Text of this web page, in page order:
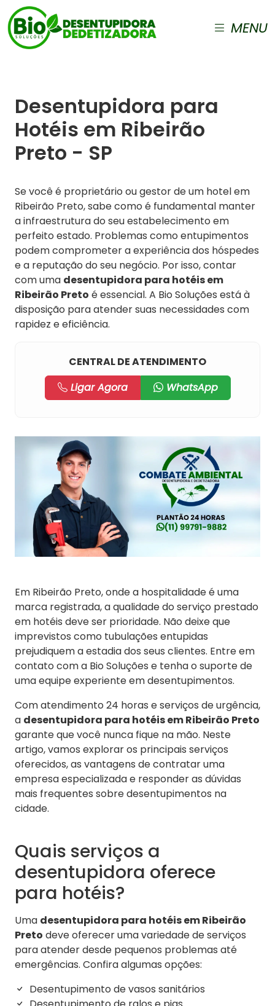
MENU
Desentupidora para
Hotéis em Ribeirão
Preto - SP
Se você é proprietário ou gestor de um hotel em
Ribeirão Preto, sabe como é fundamental manter
a infraestrutura do seu estabelecimento em
perfeito estado. Problemas como entupimentos
podem comprometer a experiência dos hóspedes
e a reputação do seu negócio. Por isso, contar
com uma desentupidora para hotéis em
Ribeirão Preto é essencial. A Bio Soluções está à
disposição para atender suas necessidades com
rapidez e eficiência.
CENTRAL DE ATENDIMENTO
Ligar Agora
WhatsApp
Em Ribeirão Preto, onde a hospitalidade é uma
marca registrada, a qualidade do serviço prestado
em hotéis deve ser prioridade. Não deixe que
imprevistos como tubulações entupidas
prejudiquem a estadia dos seus clientes. Entre em
contato com a Bio Soluções e tenha o suporte de
uma equipe experiente em desentupimentos.
Com atendimento 24 horas e serviços de urgência,
a desentupidora para hotéis em Ribeirão Preto
garante que você nunca fique na mão. Neste
artigo, vamos explorar os principais serviços
oferecidos, as vantagens de contratar uma
empresa especializada e responder as dúvidas
mais frequentes sobre desentupimentos na
cidade.
Quais serviços a
desentupidora oferece
para hotéis?
Uma desentupidora para hotéis em Ribeirão
Preto deve oferecer uma variedade de serviços
para atender desde pequenos problemas até
emergências. Confira algumas opções:
Desentupimento de vasos sanitários